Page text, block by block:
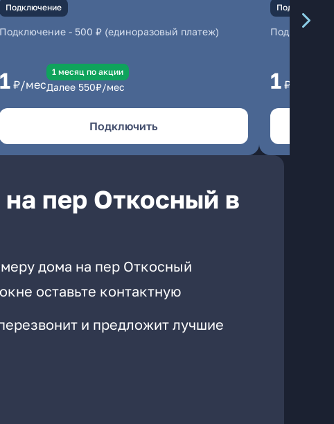
Подключение
Подключение - 500 ₽ (единоразовый платеж)
1 ₽/мес
1 месяц по акции
Далее 550₽/мес
Подключить
Подключение
1 ₽/мес
пер Откосный в
дома на пер Откосный
оставьте контактную
и предложит лучшие